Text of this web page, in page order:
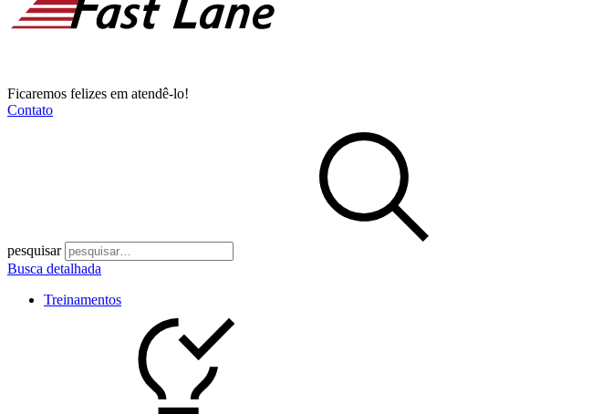
Ficaremos felizes em atendê-lo!
Contato
pesquisar
Busca detalhada
Treinamentos